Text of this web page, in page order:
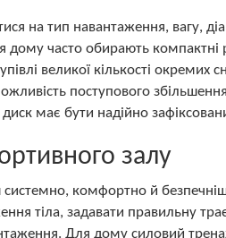
на тип навантаження, вагу,
дому часто обирають компактні
великої кількості окремих
поступового
має бути надійно
залу
системно, комфортно й
тіла, задавати правильну
Для дому силовий